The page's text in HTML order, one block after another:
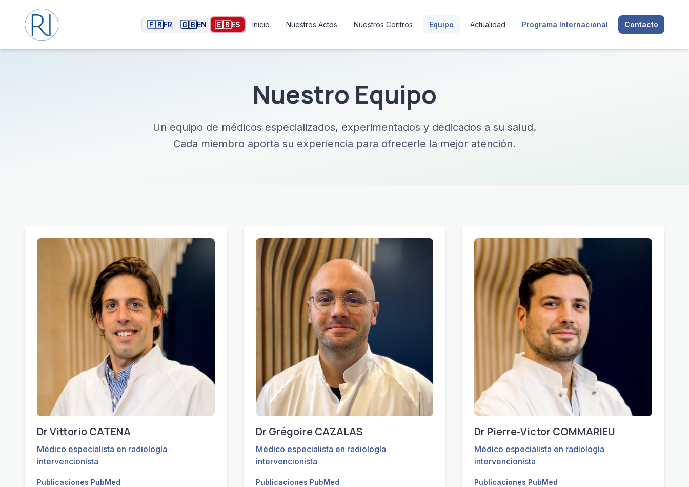
🇫🇷FR 🇬🇧EN 🇪🇸ES Inicio Nuestros Actos Nuestros Centros Equipo Actualidad Programa Internacional Contacto
Nuestro Equipo
Un equipo de médicos especializados, experimentados y dedicados a su salud.
Cada miembro aporta su experiencia para ofrecerle la mejor atención.
Dr Vittorio CATENA
Médico especialista en radiología
intervencionista
Publicaciones PubMed
Dr Grégoire CAZALAS
Médico especialista en radiología
intervencionista
Publicaciones PubMed
Dr Pierre-Victor COMMARIEU
Médico especialista en radiología
intervencionista
Publicaciones PubMed